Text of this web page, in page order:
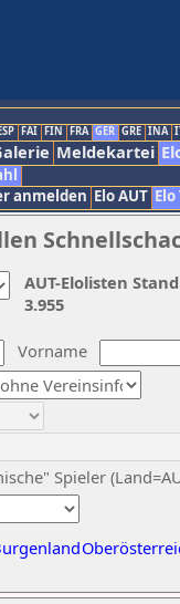
FAI FIN FRA GER GRE INA
Meldekartei
anmelden Elo AUT
Vorname
Spieler
AUT-Elolisten
3.955